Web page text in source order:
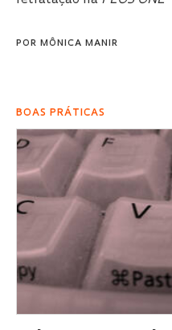
POR MÔNICA MANIR
BOAS PRÁTICAS